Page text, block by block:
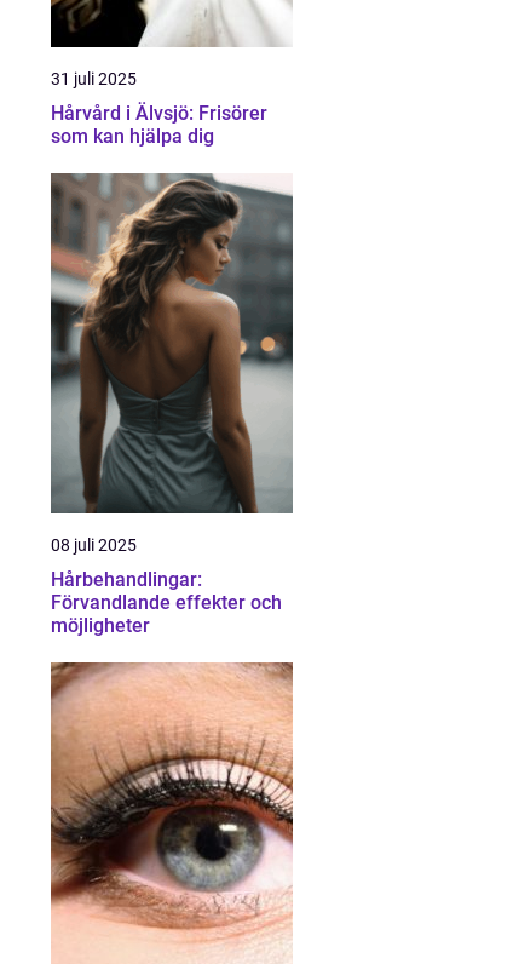
31 juli 2025
Hårvård i Älvsjö: Frisörer
som kan hjälpa dig
08 juli 2025
Hårbehandlingar:
Förvandlande effekter och
möjligheter